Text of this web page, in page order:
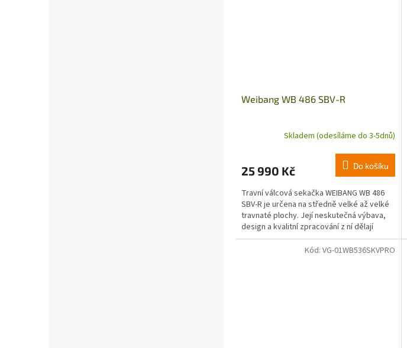
Weibang WB 486 SBV-R
Skladem (odesíláme do 3-5dnů)
25 990 Kč Do košíku
Travní válcová sekačka WEIBANG WB 486
SBV-R je určena na středně velké až velké
travnaté plochy. Její neskutečná výbava,
design a kvalitní zpracování z ní dělají
doslova perlu v...
Kód: VG-01WB536SKVPRO